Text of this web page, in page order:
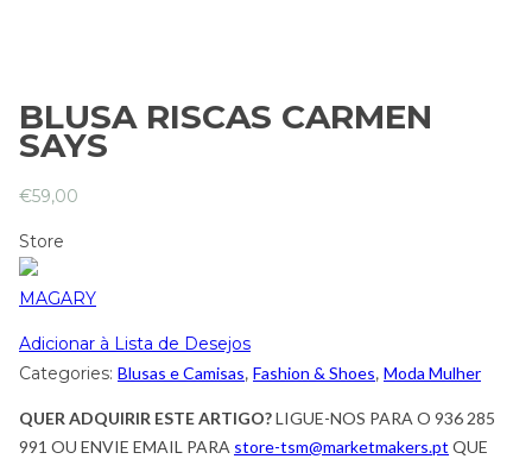
BLUSA RISCAS CARMEN
SAYS
€59,00
Store
MAGARY
Adicionar à Lista de Desejos
Categories: Blusas e Camisas, Fashion & Shoes, Moda Mulher
QUER ADQUIRIR ESTE ARTIGO?LIGUE-NOS PARA O 936 285
991 OU ENVIE EMAIL PARA store-tsm@marketmakers.pt QUE